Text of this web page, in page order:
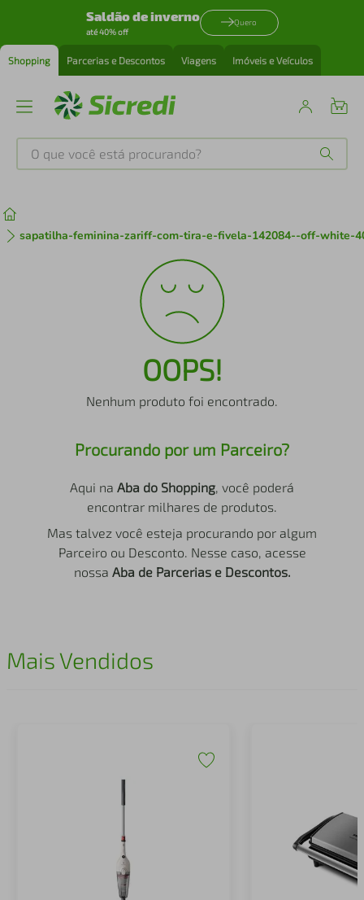
Saldão de inverno
até 40% off
Quero
Shopping Parcerias e Descontos Viagens Imóveis e Veículos
O que você está procurando?
sapatilha-feminina-zariff-com-tira-e-fivela-142084--off-white-
OOPS!
Nenhum produto foi encontrado.
Procurando por um Parceiro?
Aqui na Aba do Shopping, você poderá
encontrar milhares de produtos.
Mas talvez você esteja procurando por algum
Parceiro ou Desconto. Nesse caso, acesse
nossa Aba de Parcerias e Descontos.
Mais Vendidos
º tenis
iphone